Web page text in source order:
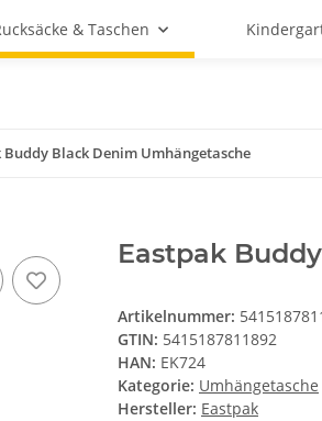
& Taschen
Buddy Black Denim Umhängetasche
Eastpak
Artikelnummer:
GTIN: 5415187811892
HAN: EK724
Kategorie: Umhängetasche
Hersteller: Eastpak